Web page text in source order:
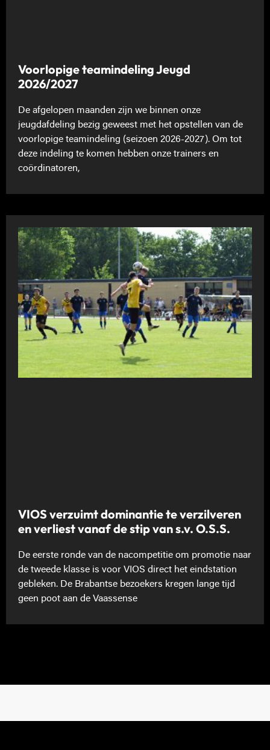
Voorlopige teamindeling Jeugd
2026/2027
De afgelopen maanden zijn we binnen onze
jeugdafdeling bezig geweest met het opstellen van de
voorlopige teamindeling (seizoen 2026-2027). Om tot
deze indeling te komen hebben onze trainers en
coördinatoren,
VIOS verzuimt dominantie te verzilveren
en verliest vanaf de stip van s.v. O.S.S.
De eerste ronde van de nacompetitie om promotie naar
de tweede klasse is voor VIOS direct het eindstation
gebleken. De Brabantse bezoekers kregen lange tijd
geen poot aan de Vaassense